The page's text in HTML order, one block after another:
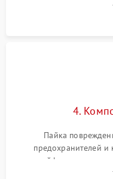
затвора и блока
4.
Пайка
предохранителей и
шлейфов, дисплея,
автофокуса.